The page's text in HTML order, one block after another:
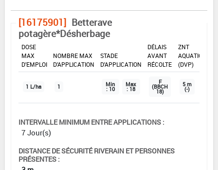
[16175901] Betterave
potagère*Désherbage
DOSE
MAX
D'EMPLOI
NOMBRE MAX
D'APPLICATION
STADE
D'APPLICATION
DÉLAIS
AVANT
RÉCOLTE
ZNT
AQUATIQUE
(DVP)
1 L/ha 1 Min
: 10
Max
: 18
F
(BBCH
18)
5 m
(-)
INTERVALLE MINIMUM ENTRE APPLICATIONS :
7 Jour(s)
DISTANCE DE SÉCURITÉ RIVERAIN ET PERSONNES
PRÉSENTES :